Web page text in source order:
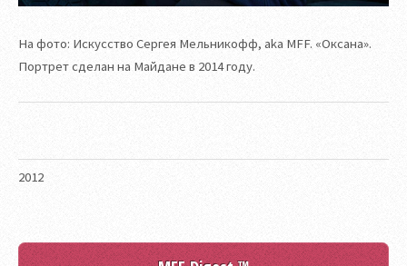
2012
На фото: Искусство Сергея Мельникофф, aka MFF. «Оксана».
Портрет сделан на Майдане в 2014 году.